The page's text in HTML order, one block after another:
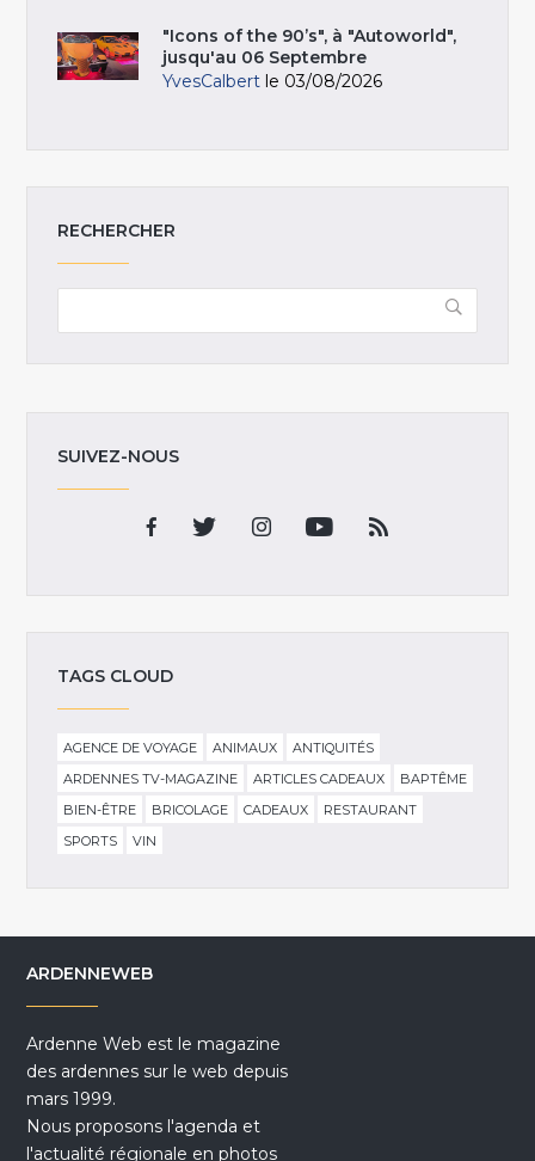
"Icons of the 90’s", à "Autoworld",
jusqu'au 06 Septembre
YvesCalbert le 03/08/2026
RECHERCHER
SUIVEZ-NOUS
TAGS CLOUD
AGENCE DE VOYAGE ANIMAUX
ANTIQUITÉS
ARDENNES TV-MAGAZINE
ARTICLES CADEAUX
BAPTÊME
BIEN-ÊTRE
BRICOLAGE CADEAUX
RESTAURANT
SPORTS
VIN
ARDENNEWEB
Ardenne Web est le magazine
des ardennes sur le web depuis
mars 1999.
Nous proposons l'agenda et
l'actualité régionale en photos